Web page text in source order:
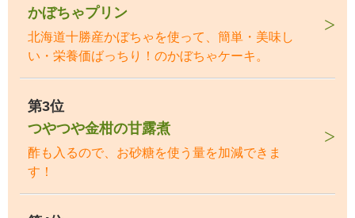
かぼちゃプリン
北海道十勝産かぼちゃを使って、簡単・美味し
い・栄養価ばっちり！のかぼちゃケーキ。
第3位
つやつや金柑の甘露煮
酢も入るので、お砂糖を使う量を加減できま
す！